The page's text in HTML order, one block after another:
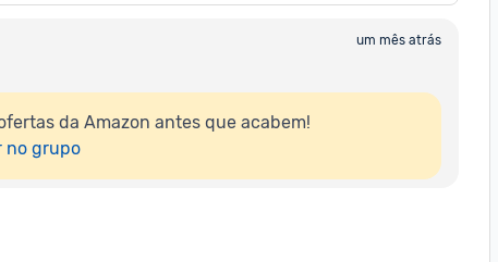
um mês atrás
da Amazon antes que acabem!
no grupo